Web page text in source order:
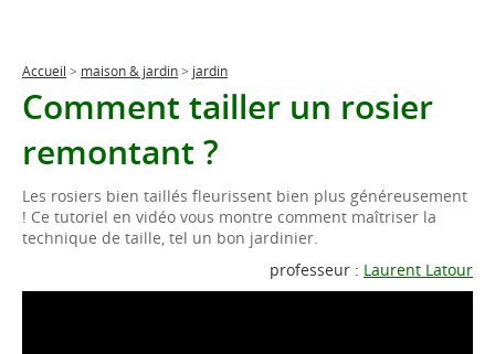
Accueil > maison & jardin> jardin
Comment tailler un rosier
remontant ?
Les rosiers bien taillés fleurissent bien plus généreusement
! Ce tutoriel en vidéo vous montre comment maîtriser la
technique de taille, tel un bon jardinier.
professeur : Laurent Latour